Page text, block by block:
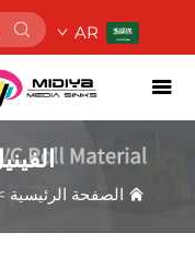
AR
الصفحة الرئيسية